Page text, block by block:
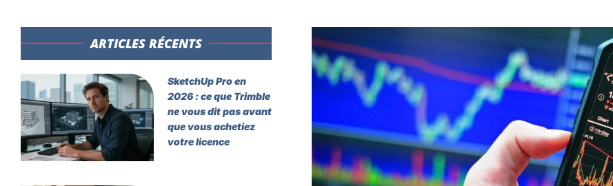
ARTICLES RÉCENTS​
SketchUp Pro en
2026 : ce que Trimble
ne vous dit pas avant
que vous achetiez
votre licence